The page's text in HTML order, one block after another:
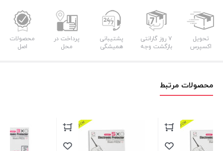
تحویل
اکسپرس
۷ روز گارانتی
بازگشت وجه
پشتیبانی
همیشگی
پرداخت در
محل
محصولات
اصل
محصولات مرتبط